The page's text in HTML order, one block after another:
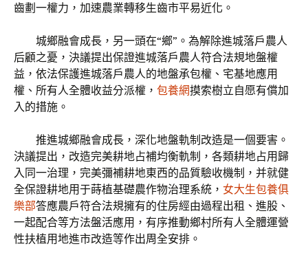
齒劃一權力，加速農業轉移生齒市平易近化。
城鄉融會成長，另一頭在“鄉”。為解除進城落戶農人
后顧之憂，決議提出保證進城落戶農人符合法規地盤權
益，依法保護進城落戶農人的地盤承包權、宅基地應用
權、所有人全體收益分派權， 包養網摸索樹立自愿有償加
入的措施。
推進城鄉融會成長，深化地盤軌制改造是一個要害。
決議提出，改造完美耕地占補均衡軌制，各類耕地占用歸
入同一治理，完美彌補耕地東西的品質驗收機制，并就健
全保證耕地用于蒔植基礎農作物治理系統， 女大生包養俱
樂部答應農戶符合法規擁有的住房經由過程出租、進股、
一起配合等方法盤活應用，有序推動鄉村所有人全體運營
性扶植用地進市改造等作出周全安排。